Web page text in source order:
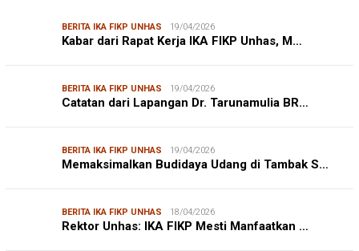
BERITA IKA FIKP UNHAS 19/04/2026
Kabar dari Rapat Kerja IKA FIKP Unhas, M…
BERITA IKA FIKP UNHAS 19/04/2026
Catatan dari Lapangan Dr. Tarunamulia BR…
BERITA IKA FIKP UNHAS 19/04/2026
Memaksimalkan Budidaya Udang di Tambak S…
BERITA IKA FIKP UNHAS 18/04/2026
Rektor Unhas: IKA FIKP Mesti Manfaatkan …